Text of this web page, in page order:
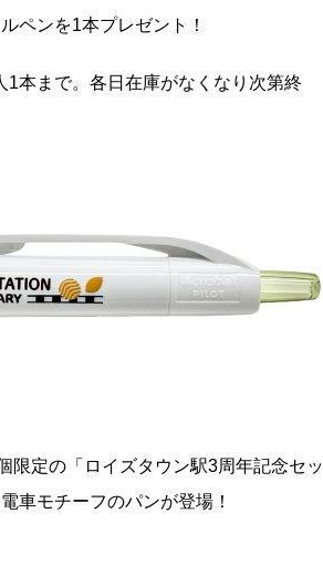
ペンを1本プレゼント！
本まで。各日在庫がなくなり次第終
限定の「ロイズタウン駅3周年記念セッ
車モチーフのパンが登場！